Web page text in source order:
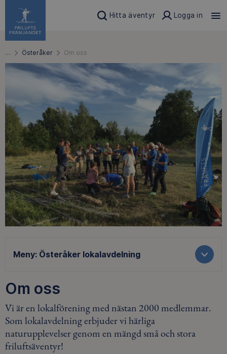
Hitta äventyr Logga in
… Österåker Om oss
Meny: Österåker lokalavdelning
Om oss
Vi är en lokalförening med nästan 2000 medlemmar.
Som lokalavdelning erbjuder vi härliga
naturupplevelser genom en mängd små och stora
friluftsäventyr!